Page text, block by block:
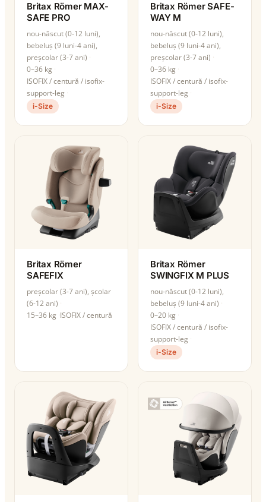
Britax Römer MAX-
SAFE PRO
nou-născut (0-12 luni),
bebeluș (9 luni-4 ani),
preșcolar (3-7 ani)
0–36 kg
ISOFIX / centură / isofix-
support-leg
i-Size
Britax Römer SAFE-
WAY M
nou-născut (0-12 luni),
bebeluș (9 luni-4 ani),
preșcolar (3-7 ani)
0–36 kg
ISOFIX / centură / isofix-
support-leg
i-Size
Britax Römer
SAFEFIX
preșcolar (3-7 ani), școlar
(6-12 ani)
15–36 kg ISOFIX / centură
Britax Römer
SWINGFIX M PLUS
nou-născut (0-12 luni),
bebeluș (9 luni-4 ani)
0–20 kg
ISOFIX / centură / isofix-
support-leg
i-Size